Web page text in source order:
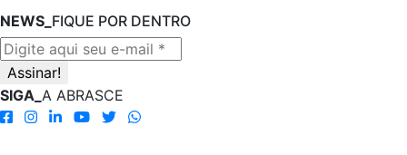
NEWS_ FIQUE POR DENTRO
SIGA_ A ABRASCE